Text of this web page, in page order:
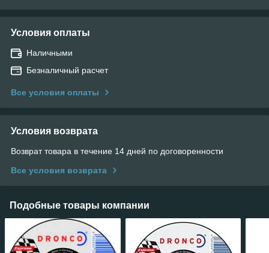
Условия оплаты
Наличными
Безналичный расчет
Все условия оплаты
Условия возврата
Возврат товара в течение 14 дней по договоренности
Все условия возврата
Подобные товары компании